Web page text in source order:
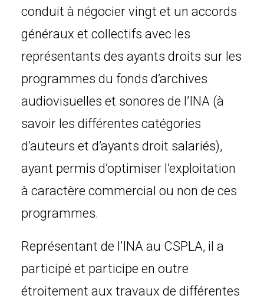
conduit à négocier vingt et un accords
généraux et collectifs avec les
représentants des ayants droits sur les
programmes du fonds d’archives
audiovisuelles et sonores de l’INA (à
savoir les différentes catégories
d’auteurs et d’ayants droit salariés),
ayant permis d’optimiser l’exploitation
à caractère commercial ou non de ces
programmes.
Représentant de l’INA au CSPLA, il a
participé et participe en outre
étroitement aux travaux de différentes